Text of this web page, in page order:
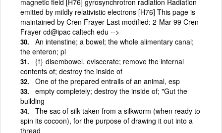
emitted by mildly relativistic electrons [H76] This page is
maintained by Cren Frayer Last modified: 2-Mar-99 Cren
Frayer cd@ipac caltech edu -->
An intenstine; a bowel; the whole alimentary canal;
the enteron; pl
{f} disembowel, eviscerate; remove the internal
contents of; destroy the inside of
One of the prepared entrails of an animal, esp
empty completely; destroy the inside of; "Gut the
building
The sac of silk taken from a silkworm (when ready to
spin its cocoon), for the purpose of drawing it out into a
thread